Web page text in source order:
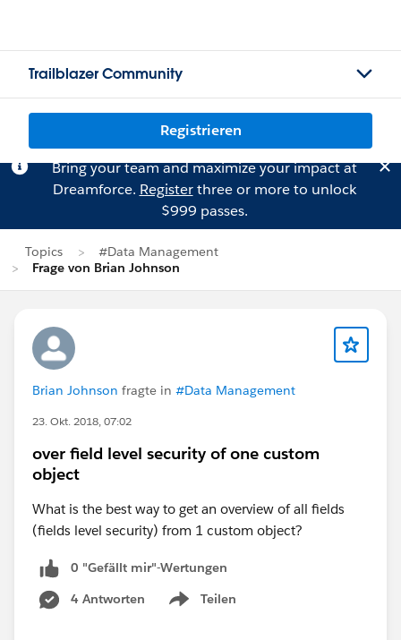
Trailblazer Community
Registrieren
Bring your team and maximize your impact at
Dreamforce. Registerthree or more to unlock
$999 passes.
Topics
#Data Management
Frage von Brian Johnson
Brian Johnson fragte in #Data Management
23. Okt. 2018, 07:02
over field level security of one custom
object
What is the best way to get an overview of all fields
(fields level security) from 1 custom object?
0 "Gefällt mir"-Wertungen
4 Antworten
Teilen
Show menu